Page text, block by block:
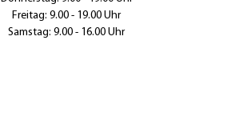
Freitag: 9.00 - 19.00 Uhr
Samstag: 9.00 - 16.00 Uhr